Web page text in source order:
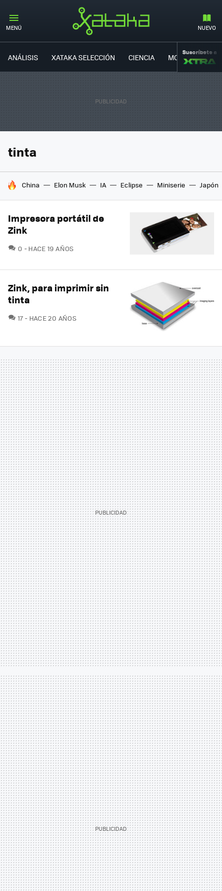
MENÚ NUEVO
ANÁLISIS XATAKA SELECCIÓN CIENCIA MOVILIDAD
Suscríbete a
tinta
HOY SE HABLA DE
China Elon Musk IA Eclipse Miniserie Japón
Impresora portátil de
Zink
0 COMENTARIOS
HACE 19 AÑOS
Zink, para imprimir sin
tinta
17COMENTARIOS
HACE 20 AÑOS